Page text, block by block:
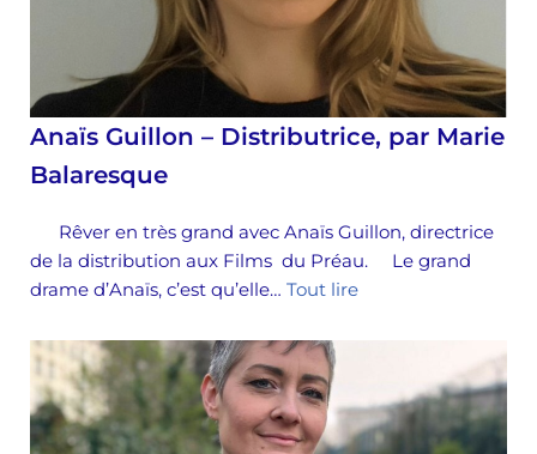
Anaïs Guillon – Distributrice, par Marie
Balaresque
Rêver en très grand avec Anaïs Guillon, directrice
de la distribution aux Films du Préau. Le grand
drame d’Anaïs, c’est qu’elle… Tout lire